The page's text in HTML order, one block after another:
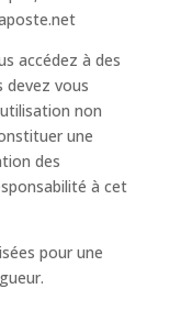
accédez à des
devez vous
non
une
des
à cet
pour une